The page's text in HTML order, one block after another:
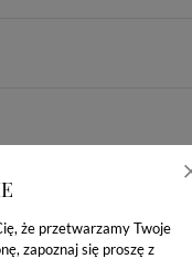
że przetwarzamy Twoje
zapoznaj się proszę z